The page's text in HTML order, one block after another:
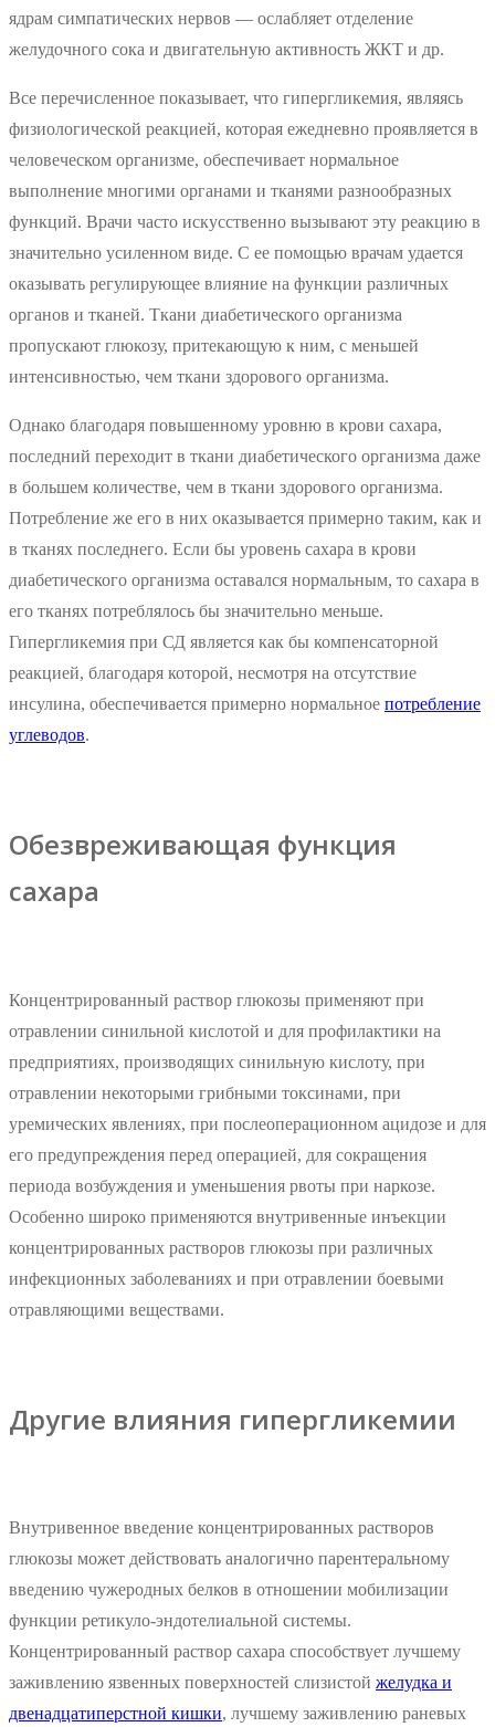
ядрам симпатических нервов — ослабляет отделение
желудочного сока и двигательную активность ЖКТ и др.
Все перечисленное показывает, что гипергликемия, являясь
физиологической реакцией, которая ежедневно проявляется в
человеческом организме, обеспечивает нормальное
выполнение многими органами и тканями разнообразных
функций. Врачи часто искусственно вызывают эту реакцию в
значительно усиленном виде. С ее помощью врачам удается
оказывать регулирующее влияние на функции различных
органов и тканей. Ткани диабетического организма
пропускают глюкозу, притекающую к ним, с меньшей
интенсивностью, чем ткани здорового организма.
Однако благодаря повышенному уровню в крови сахара,
последний переходит в ткани диабетического организма даже
в большем количестве, чем в ткани здорового организма.
Потребление же его в них оказывается примерно таким, как и
в тканях последнего. Если бы уровень сахара в крови
диабетического организма оставался нормальным, то сахара в
его тканях потреблялось бы значительно меньше.
Гипергликемия при СД является как бы компенсаторной
реакцией, благодаря которой, несмотря на отсутствие
инсулина, обеспечивается примерно нормальное потребление
углеводов.
Обезвреживающая функция
сахара
Концентрированный раствор глюкозы применяют при
отравлении синильной кислотой и для профилактики на
предприятиях, производящих синильную кислоту, при
отравлении некоторыми грибными токсинами, при
уремических явлениях, при послеоперационном ацидозе и для
его предупреждения перед операцией, для сокращения
периода возбуждения и уменьшения рвоты при наркозе.
Особенно широко применяются внутривенные инъекции
концентрированных растворов глюкозы при различных
инфекционных заболеваниях и при отравлении боевыми
отравляющими веществами.
Другие влияния гипергликемии
Внутривенное введение концентрированных растворов
глюкозы может действовать аналогично парентеральному
введению чужеродных белков в отношении мобилизации
функции ретикуло-эндотелиальной системы.
Концентрированный раствор сахара способствует лучшему
заживлению язвенных поверхностей слизистой желудка и
двенадцатиперстной кишки, лучшему заживлению раневых